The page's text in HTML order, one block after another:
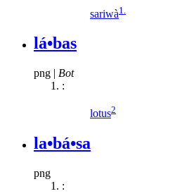
sariwà1.
lá•bas
png | Bot
:
lotus2
la•bá•sa
png
: